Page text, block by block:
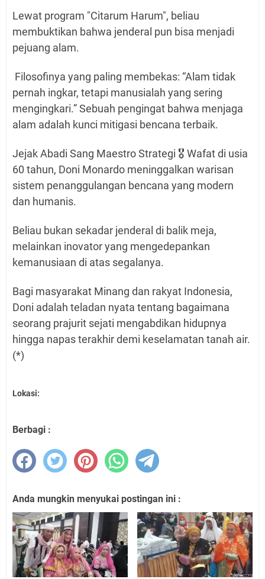
Lewat program "Citarum Harum", beliau
membuktikan bahwa jenderal pun bisa menjadi
pejuang alam.
Filosofinya yang paling membekas: “Alam tidak
pernah ingkar, tetapi manusialah yang sering
mengingkari.” Sebuah pengingat bahwa menjaga
alam adalah kunci mitigasi bencana terbaik.
Jejak Abadi Sang Maestro Strategi 🎖️ Wafat di usia
60 tahun, Doni Monardo meninggalkan warisan
sistem penanggulangan bencana yang modern
dan humanis.
Beliau bukan sekadar jenderal di balik meja,
melainkan inovator yang mengedepankan
kemanusiaan di atas segalanya.
Bagi masyarakat Minang dan rakyat Indonesia,
Doni adalah teladan nyata tentang bagaimana
seorang prajurit sejati mengabdikan hidupnya
hingga napas terakhir demi keselamatan tanah air.
(*)
Lokasi:
Berbagi :
Anda mungkin menyukai postingan ini :